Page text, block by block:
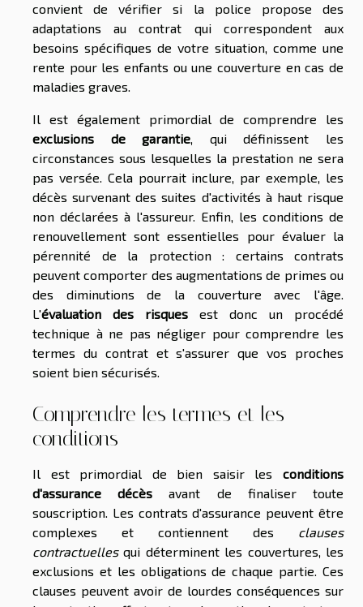
convient de vérifier si la police propose des
adaptations au contrat qui correspondent aux
besoins spécifiques de votre situation, comme une
rente pour les enfants ou une couverture en cas de
maladies graves.
Il est également primordial de comprendre les
exclusions de garantie, qui définissent les
circonstances sous lesquelles la prestation ne sera
pas versée. Cela pourrait inclure, par exemple, les
décès survenant des suites d'activités à haut risque
non déclarées à l'assureur. Enfin, les conditions de
renouvellement sont essentielles pour évaluer la
pérennité de la protection : certains contrats
peuvent comporter des augmentations de primes ou
des diminutions de la couverture avec l'âge.
L'évaluation des risques est donc un procédé
technique à ne pas négliger pour comprendre les
termes du contrat et s'assurer que vos proches
soient bien sécurisés.
Comprendre les termes et les
conditions
Il est primordial de bien saisir les conditions
d'assurance décès avant de finaliser toute
souscription. Les contrats d'assurance peuvent être
complexes et contiennent des clauses
contractuellesqui déterminent les couvertures, les
exclusions et les obligations de chaque partie. Ces
clauses peuvent avoir de lourdes conséquences sur